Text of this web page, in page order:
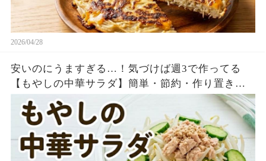
2026/04/28
安いのにうますぎる…！気づけば週3で作ってる
【もやしの中華サラダ】簡単・節約・作り置き最
強レシピ